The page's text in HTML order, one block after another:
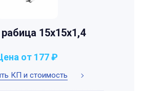
15х15х1,4
КП и стоимость
от 177 ₽